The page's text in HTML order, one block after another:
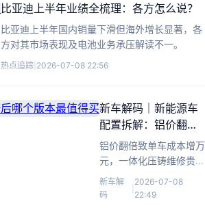
比亚迪上半年业绩全梳理：各方怎么说？
比亚迪上半年国内销量下滑但海外增长显著，各
方对其市场表现及电池业务承压解读不一。
热点追踪 2026-07-08 22:56
新车解码｜新能源车
配置拆解：铝价翻倍
后哪个版本最值得买
铝价翻倍致单车成本增万
元，一体化压铸维修贵。
拆解新旧款配置差异，帮
你算清高铝价时代哪款车
新车解
码
2026-07-08
22:49